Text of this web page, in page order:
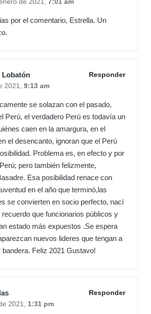
por el comentario, Estrella. Un
Lobatón
Responder
2021, 9:13 am
se solazan con el pasado,
Perú, el verdadero Perú es todavía un
caen en la amargura, en el
el desencanto, ignoran que el Perú
Problema es, en efecto y por
pero también felizmente,
Esa posibilidad renace con
en el año que terminó,las
se convierten en socio perfecto, nací
recuerdo que funcionarios públicos y
estado más expuestos .Se espera
nuevos lideres que tengan a
bandera. Feliz 2021 Gustavo!
Responder
2021, 1:31 pm